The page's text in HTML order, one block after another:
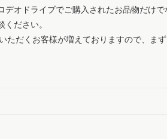
デオドライブでご購入されたお品物だけ
ださい。
ただくお客様が増えておりますので、ま